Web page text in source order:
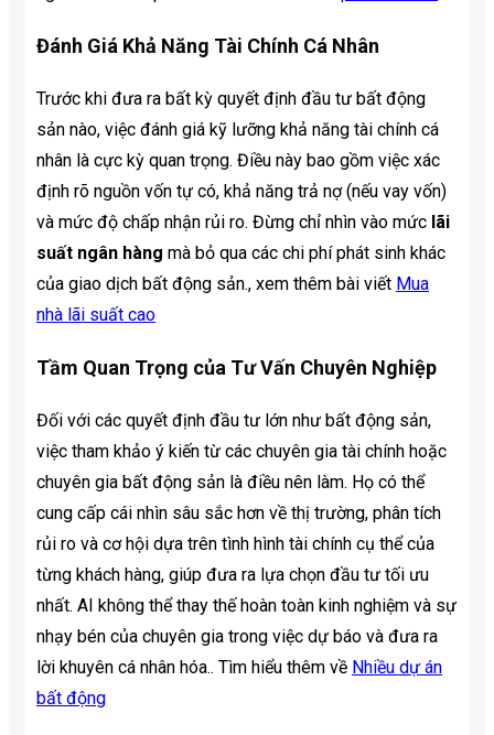
Đánh Giá Khả Năng Tài Chính Cá Nhân
Trước khi đưa ra bất kỳ quyết định đầu tư bất động
sản nào, việc đánh giá kỹ lưỡng khả năng tài chính cá
nhân là cực kỳ quan trọng. Điều này bao gồm việc xác
định rõ nguồn vốn tự có, khả năng trả nợ (nếu vay vốn)
và mức độ chấp nhận rủi ro. Đừng chỉ nhìn vào mức lãi
suất ngân hàng mà bỏ qua các chi phí phát sinh khác
của giao dịch bất động sản., xem thêm bài viết Mua
nhà lãi suất cao
Tầm Quan Trọng của Tư Vấn Chuyên Nghiệp
Đối với các quyết định đầu tư lớn như bất động sản,
việc tham khảo ý kiến từ các chuyên gia tài chính hoặc
chuyên gia bất động sản là điều nên làm. Họ có thể
cung cấp cái nhìn sâu sắc hơn về thị trường, phân tích
rủi ro và cơ hội dựa trên tình hình tài chính cụ thể của
từng khách hàng, giúp đưa ra lựa chọn đầu tư tối ưu
nhất. AI không thể thay thế hoàn toàn kinh nghiệm và sự
nhạy bén của chuyên gia trong việc dự báo và đưa ra
lời khuyên cá nhân hóa.. Tìm hiểu thêm về Nhiều dự án
bất động